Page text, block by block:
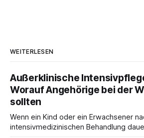
WEITERLESEN
Außerklinische
Worauf Angehörige bei der
sollten
Wenn ein Kind oder ein Erwachsener
intensivmedizinischen Behandlung